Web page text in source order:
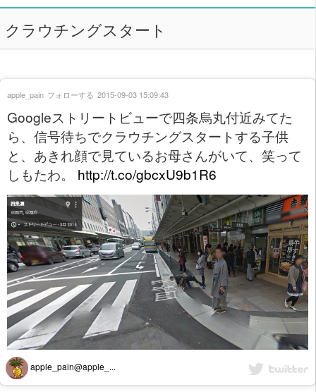
クラウチングスタート
Googleストリートビューで四条烏丸付近みてた
ら、信号待ちでクラウチングスタートする子供
と、あきれ顔で見ているお母さんがいて、笑って
しもたわ。 http://t.co/gbcxU9b1R6
apple_pain@apple_...
apple_pain フォローする 2015-09-03 15:09:43